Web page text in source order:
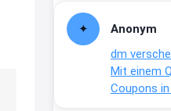
Anonym
dm
Mit einem
Coupons
2:21
↩